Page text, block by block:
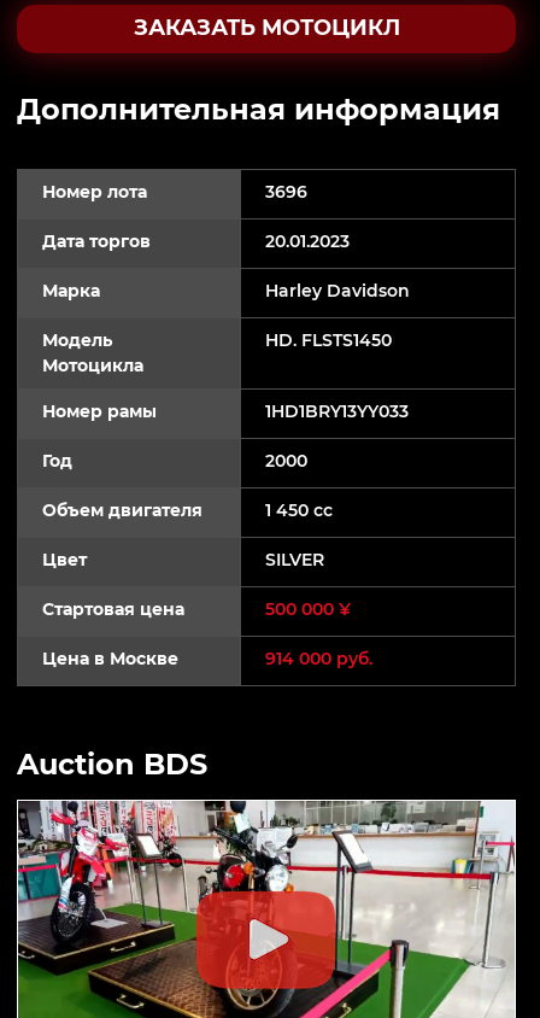
ЗАКАЗАТЬ МОТОЦИКЛ
Дополнительная информация
Номер лота 3696
Дата торгов 20.01.2023
Марка Harley Davidson
Модель
Мотоцикла
HD. FLSTS1450
Номер рамы 1HD1BRY13YY033
Год 2000
Объем двигателя 1 450 cc
Цвет SILVER
Стартовая цена 500 000 ¥
Цена в Москве 914 000 руб.
Auction BDS